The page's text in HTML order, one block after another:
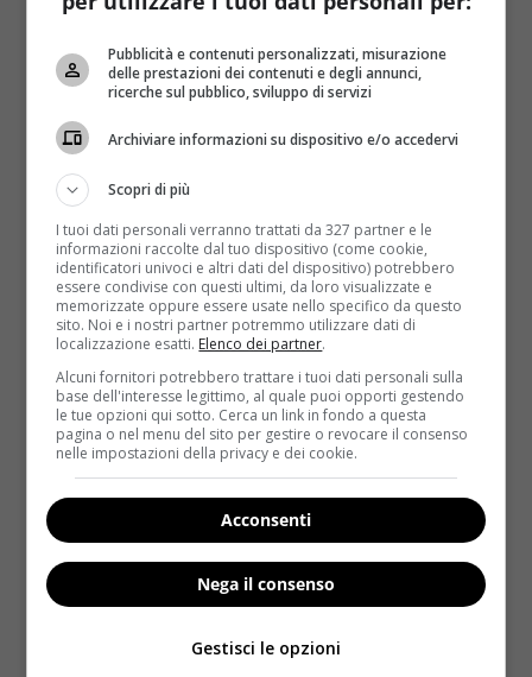
mattina si era svegliata indolenzita, strana. Le doleva
aver dormito male:poi la scoperta di una grossa
escrescenza e la tanto temuta diagnosi
giovanissima Andrea ha cominciato a fare la
chemioterapia e sta cercando di contrastare il male
che vuole portarle via tutto quanto, eppure ha
trovato il tempo e la voglia di posare per il fotografo
Gerardo Garmendia.
Pubblicità e contenuti personalizzati, misurazione
delle prestazioni dei contenuti e degli annunci,
ricerche sul pubblico, sviluppo di servizi
Archiviare informazioni su dispositivo e/o accedervi
Scopri di più
I tuoi dati personali verranno trattati da 327 partner e le
informazioni raccolte dal tuo dispositivo (come cookie,
identificatori univoci e altri dati del dispositivo) potrebbero
essere condivise con questi ultimi, da loro visualizzate e
memorizzate oppure essere usate nello specifico da questo
sito. Noi e i nostri partner potremmo utilizzare dati di
localizzazione esatti. Elenco dei partner.
Alcuni fornitori potrebbero trattare i tuoi dati personali sulla
base dell'interesse legittimo, al quale puoi opporti gestendo
le tue opzioni qui sotto. Cerca un link in fondo a questa
pagina o nel menu del sito per gestire o revocare il consenso
nelle impostazioni della privacy e dei cookie.
Acconsenti
Nega il consenso
Gestisci le opzioni